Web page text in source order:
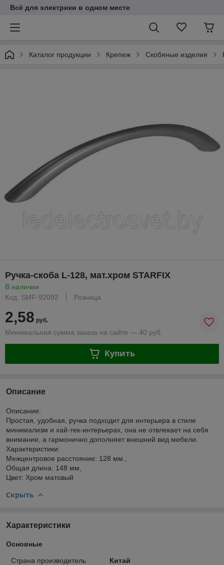
Всё для электрики в одном месте
Каталог продукции Крепеж Скобяные изделия
Ручка-скоба L-128, мат.хром STARFIX
В наличии
Код: SMF-92092
Розница
2,58 руб.
Минимальная сумма заказа на сайте — 40 руб.
Купить
Описание
Описание:
Простая, удобная, ручка подходит для интерьера в стиле
минимализм и хай-тек-интерьерах, она не отвлекает на себя
внимание, а гармонично дополняет внешний вид мебели.
Характеристики:
Межцентровое расстояние: 128 мм.,
Общая длина: 148 мм,
Цвет: Хром матовый
Скрыть
Характеристики
Основные
Страна производитель Китай